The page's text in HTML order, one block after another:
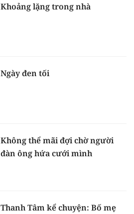
Khoảng lặng trong nhà
Ngày đen tối
Không thể mãi đợi chờ người
đàn ông hứa cưới mình
Thanh Tâm kể chuyện: Bố mẹ